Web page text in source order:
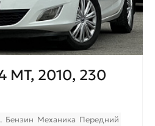
MT, 2010, 230
Бензин Механика Передний